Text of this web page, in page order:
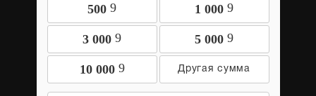
500 9 1 000 9
3 000 9 5 000 9
10 000 9